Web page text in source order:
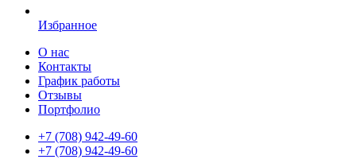
Избранное
О нас
Контакты
График работы
Отзывы
Портфолио
+7 (708) 942-49-60
+7 (708) 942-49-60